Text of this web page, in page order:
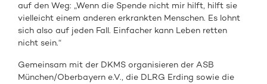
auf den Weg: „Wenn die Spende nicht mir hilft, hilft sie
vielleicht einem anderen erkrankten Menschen. Es lohnt
sich also auf jeden Fall. Einfacher kann Leben retten
nicht sein.“
Gemeinsam mit der DKMS organisieren der ASB
München/Oberbayern e.V., die DLRG Erding sowie die